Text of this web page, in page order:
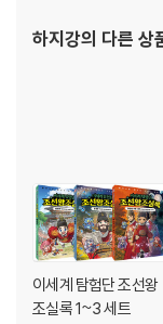
하지강의 다른 상
이세계 탐험단 조선왕
조실록 1~3 세트